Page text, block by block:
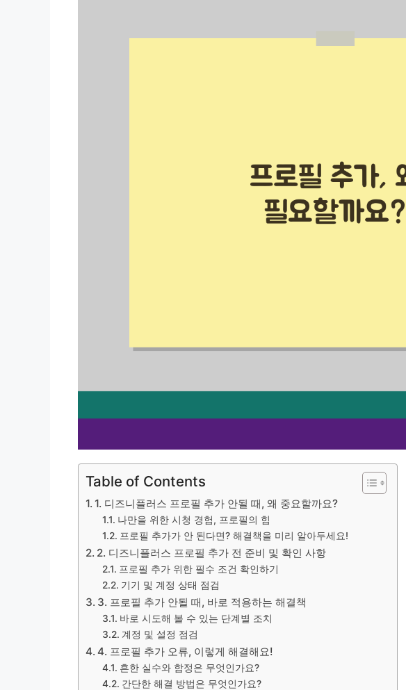
Table of Contents
1. 디즈니플러스 프로필 추가 안될 때, 왜 중요할까요?
나만을 위한 시청 경험, 프로필의 힘
프로필 추가가 안 된다면? 해결책을 미리 알아두세요!
2. 디즈니플러스 프로필 추가 전 준비 및 확인 사항
프로필 추가 위한 필수 조건 확인하기
기기 및 계정 상태 점검
3. 프로필 추가 안될 때, 바로 적용하는 해결책
바로 시도해 볼 수 있는 단계별 조치
계정 및 설정 점검
4. 프로필 추가 오류, 이렇게 해결해요!
흔한 실수와 함정은 무엇인가요?
간단한 해결 방법은 무엇인가요?